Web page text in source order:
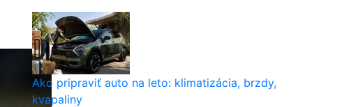
Ako pripraviť auto na leto: klimatizácia, brzdy,
kvapaliny